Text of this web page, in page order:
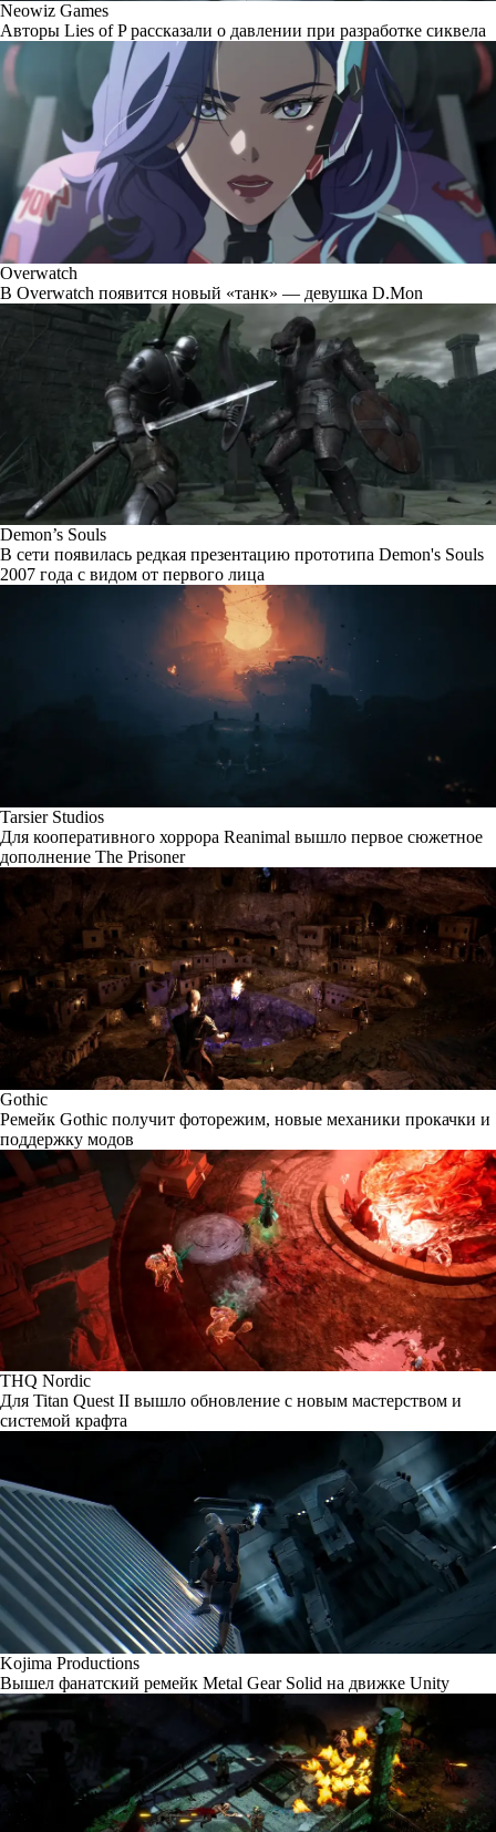
Neowiz Games
Авторы Lies of P рассказали о давлении при разработке сиквела
Overwatch
В Overwatch появится новый «танк» — девушка D.Mon
Demon’s Souls
В сети появилась редкая презентацию прототипа Demon's Souls
2007 года с видом от первого лица
Tarsier Studios
Для кооперативного хоррора Reanimal вышло первое сюжетное
дополнение The Prisoner
Gothic
Ремейк Gothic получит фоторежим, новые механики прокачки и
поддержку модов
THQ Nordic
Для Titan Quest II вышло обновление с новым мастерством и
системой крафта
Kojima Productions
Вышел фанатский ремейк Metal Gear Solid на движке Unity